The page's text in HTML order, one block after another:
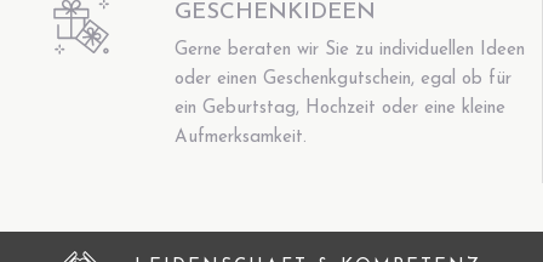
GESCHENKIDEEN
Gerne beraten wir Sie zu individuellen Ideen
oder einen Geschenkgutschein, egal ob für
ein Geburtstag, Hochzeit oder eine kleine
Aufmerksamkeit.